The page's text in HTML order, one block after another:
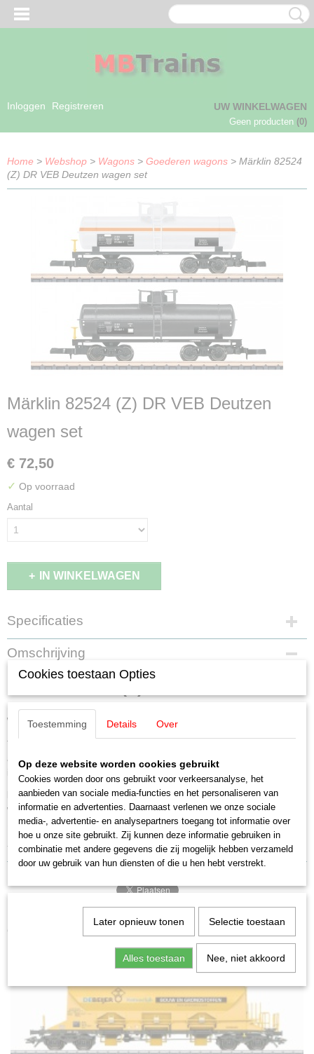
Inloggen Registreren UW WINKELWAGEN
Geen producten (0)
Home > Webshop > Wagons > Goederen wagons > Märklin 82524
(Z) DR VEB Deutzen wagen set
Märklin 82524 (Z) DR VEB Deutzen
wagen set
€ 72,50
✓ Op voorraad
Aantal
IN WINKELWAGEN
Specificaties
EAN code
4001883825243
Productcode leverancier
Schaal
Staat
Omschrijving
Märklin 82524 (Z) DR VEB Deutzen
wagen set
Twee tankwagens van de DR Ost, afkomstig uit de Sovjet Unie. Verhuurd
aan de VEB Kombinat Deutzen (voormalige Braunkohlewerk). In de
itvoering van Periode IV.
Model:Twee verschillende tankwagens met elk één dom en een
werkplatform. Met zwarte/zwart vernikkelde schijfwielen. Totale lengte ca.
104 mm.
- Folder nieuwe modellen 2026
Cookies toestaan Opties
Toestemming Details Over
Op deze website worden cookies gebruikt
Cookies worden door ons gebruikt voor verkeersanalyse, het
aanbieden van sociale media-functies en het personaliseren van
informatie en advertenties. Daarnaast verlenen we onze sociale
media-, advertentie- en analysepartners toegang tot informatie over
hoe u onze site gebruikt. Zij kunnen deze informatie gebruiken in
combinatie met andere gegevens die zij mogelijk hebben verzameld
door uw gebruik van hun diensten of die u hen hebt verstrekt.
Later opnieuw tonen Selectie toestaan
Alles toestaan Nee, niet akkoord